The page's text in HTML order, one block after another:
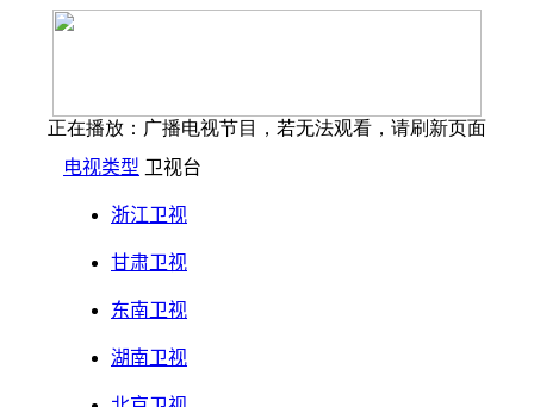
正在播放：广播电视节目，若无法观看，请刷新页面